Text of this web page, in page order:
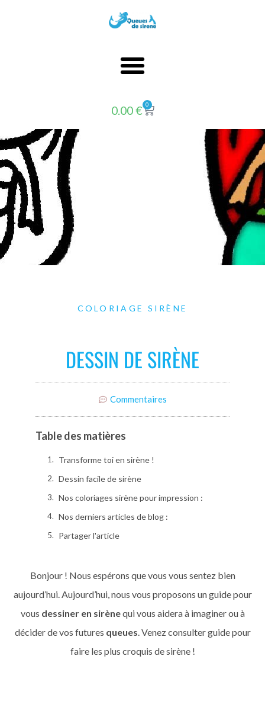
0.00€ 0
COLORIAGE SIRÈNE
DESSIN DE SIRÈNE
Commentaires
Table des matières
Transforme toi en sirène !
Dessin facile de sirène
Nos coloriages sirène pour impression :
Nos derniers articles de blog :
Partager l'article
Bonjour ! Nous espérons que vous vous sentez bien
aujourd’hui. Aujourd’hui, nous vous proposons un guide pour
vous dessiner en sirènequi vous aidera à imaginer ou à
décider de vos futures queues. Venez consulter guide pour
faire les plus croquis de sirène !